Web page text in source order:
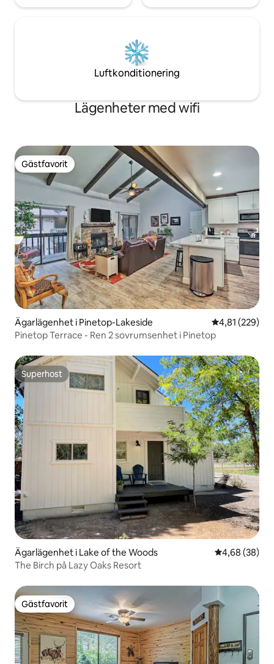
Luftkonditionering
Lägenheter med wifi
Gästfavorit
Gästfavorit
Ägarlägenhet i Pinetop-Lakeside 4,81 av 5 i
4,81 (229)
Pinetop Terrace - Ren 2 sovrumsenhet i Pinetop
Superhost
Superhost
Ägarlägenhet i Lake of the Woods 4,68 av 5 i
4,68 (38)
The Birch på Lazy Oaks Resort
Gästfavorit
Gästfavorit